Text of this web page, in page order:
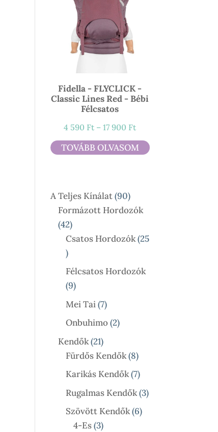
Fidella - FLYCLICK -
Classic Lines Red - Bébi
Félcsatos
4 590 Ft – 17 900 FtÁrtartomány:
4
590 Ft
TOVÁBB OLVASOM
A Teljes Kínálat 9090
Termék
Formázott Hordozók
4242
Termék
Csatos Hordozók 25
25
Termék
Félcsatos Hordozók
99
Termék
Mei Tai 77
Termék
Onbuhimo 22
Kendők 2121
Termék
Fürdős Kendők 88
Termék
Karikás Kendők 77
Termék
Rugalmas Kendők 33
Szövött Kendők 66
4-Es 33